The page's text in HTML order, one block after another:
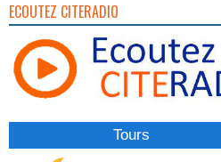
ECOUTEZ CITERADIO
Tours